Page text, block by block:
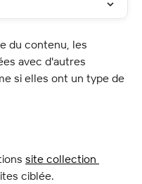
du contenu, les
avec d'autres
si elles ont un type de
site collection
ciblée.